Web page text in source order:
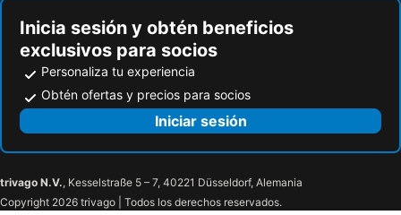
Inicia sesión y obtén beneficios
exclusivos para socios
Personaliza tu experiencia
Obtén ofertas y precios para socios
Iniciar sesión
trivago N.V., Kesselstraße 5 – 7, 40221 Düsseldorf, Alemania
Copyright 2026 trivago | Todos los derechos reservados.